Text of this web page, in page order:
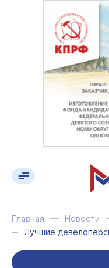
Главная Новости